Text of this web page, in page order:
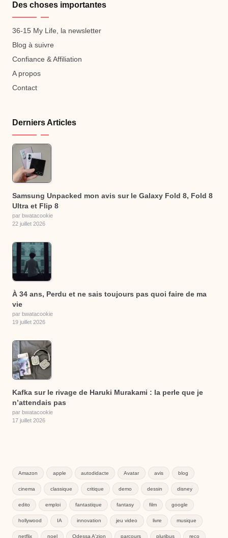
Des choses importantes
36-15 My Life, la newsletter
Blog à suivre
Confiance & Affiliation
A propos
Contact
Derniers Articles
Samsung Unpacked mon avis sur le Galaxy Fold 8, Fold 8
Ultra et Flip 8
par bwatacookie
22 juillet 2026
À 34 ans, Perdu et ne sais toujours pas quoi faire de ma
vie
par bwatacookie
19 juillet 2026
Kafka sur le rivage de Haruki Murakami : la perle que je
n’attendais pas
par bwatacookie
17 juillet 2026
Amazon apple autodidacte Avatar avis blog
cinema classique critique demo dessin disney
edito emploi fantastique fantasy film google
hollywood IA innovation jeu video livre musique
netflix noel Odessa A'zion parcours pluribus reco